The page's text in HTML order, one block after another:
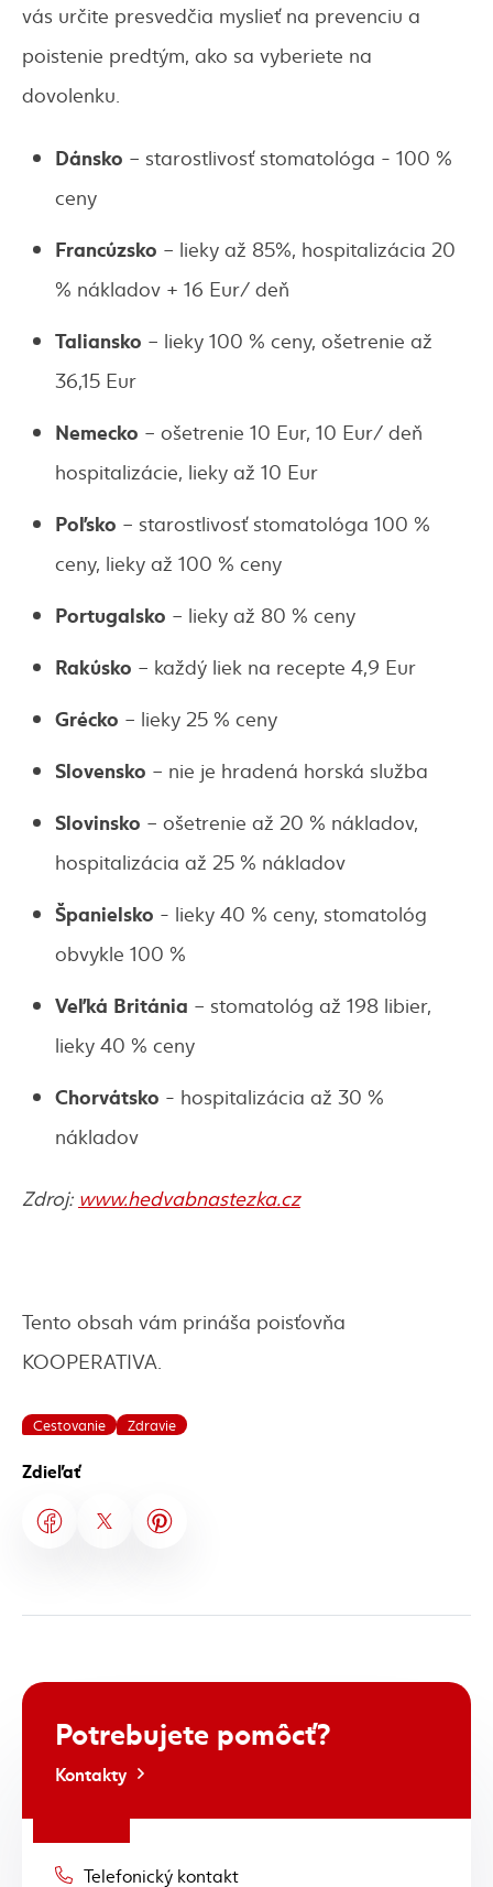
Zdieľať
vás určite presvedčia myslieť na prevenciu a
poistenie predtým, ako sa vyberiete na
dovolenku.
Dánsko – starostlivosť stomatológa - 100 %
ceny
Francúzsko – lieky až 85%, hospitalizácia 20
% nákladov + 16 Eur/ deň
Taliansko – lieky 100 % ceny, ošetrenie až
36,15 Eur
Nemecko – ošetrenie 10 Eur, 10 Eur/ deň
hospitalizácie, lieky až 10 Eur
Poľsko – starostlivosť stomatológa 100 %
ceny, lieky až 100 % ceny
Portugalsko – lieky až 80 % ceny
Rakúsko – každý liek na recepte 4,9 Eur
Grécko – lieky 25 % ceny
Slovensko – nie je hradená horská služba
Slovinsko – ošetrenie až 20 % nákladov,
hospitalizácia až 25 % nákladov
Španielsko - lieky 40 % ceny, stomatológ
obvykle 100 %
Veľká Británia – stomatológ až 198 libier,
lieky 40 % ceny
Chorvátsko - hospitalizácia až 30 %
nákladov
Zdroj: www.hedvabnastezka.cz
Tento obsah vám prináša poisťovňa
KOOPERATIVA.
Cestovanie Zdravie
Potrebujete pomôcť?
Kontakty
Telefonický kontakt